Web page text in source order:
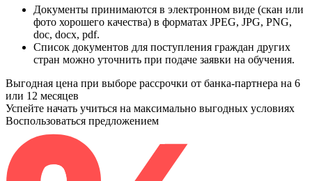
Документы принимаются в электронном виде (скан или
фото хорошего качества) в форматах JPEG, JPG, PNG,
doc, docx, pdf.
Список документов для поступления граждан других
стран можно уточнить при подаче заявки на обучения.
Выгодная цена при выборе рассрочки от банка-партнера на 6
или 12 месяцев
Успейте начать учиться на максимально выгодных условиях
Воспользоваться предложением